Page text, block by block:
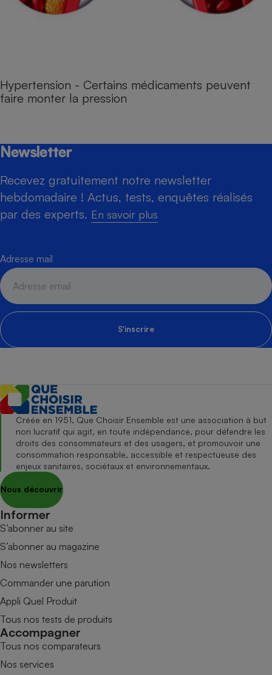
Hypertension - Certains médicaments peuvent
faire monter la pression
Newsletter
Recevez gratuitement notre newsletter
hebdomadaire ! Actus, tests, enquêtes réalisés
par des experts. En savoir plus
Adresse mail
S'inscrire
Créée en 1951, Que Choisir Ensemble est une association à but
non lucratif qui agit, en toute indépendance, pour défendre les
droits des consommateurs et des usagers, et promouvoir une
consommation responsable, accessible et respectueuse des
enjeux sanitaires, sociétaux et environnementaux.
Nous découvrir
Informer
S’abonner au site
S’abonner au magazine
Nos newsletters
Commander une parution
Appli Quel Produit
Tous nos tests de produits
Accompagner
Tous nos comparateurs
Nos services